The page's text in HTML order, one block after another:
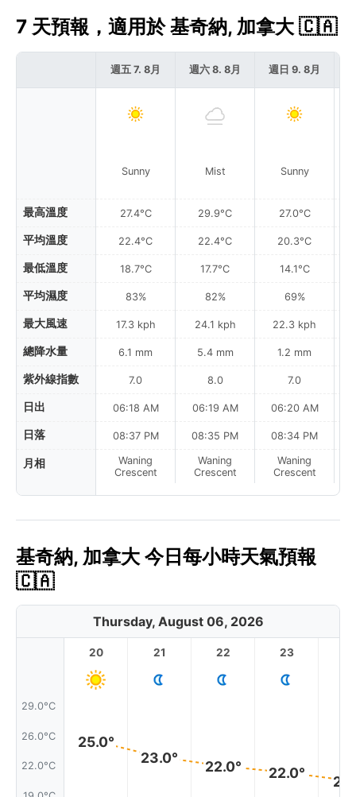
7 天預報，適用於 基奇納, 加拿大 🇨🇦
最高溫度
平均溫度
最低溫度
平均濕度
最大風速
總降水量
紫外線指數
日出
日落
月相
週五 7. 8月
Sunny
27.4°C
22.4°C
18.7°C
83%
17.3 kph
6.1 mm
7.0
06:18 AM
08:37 PM
Waning
Crescent
週六 8. 8月
Mist
29.9°C
22.4°C
17.7°C
82%
24.1 kph
5.4 mm
8.0
06:19 AM
08:35 PM
Waning
Crescent
週日 9. 8月
Sunny
27.0°C
20.3°C
14.1°C
69%
22.3 kph
1.2 mm
7.0
06:20 AM
08:34 PM
Waning
Crescent
基奇納, 加拿大 今日每小時天氣預報
🇨🇦
Thursday, August 06, 2026
29.0°C
26.0°C
22.0°C
20
25.0°
21
23.0°
22
22.0°
23
22.0°